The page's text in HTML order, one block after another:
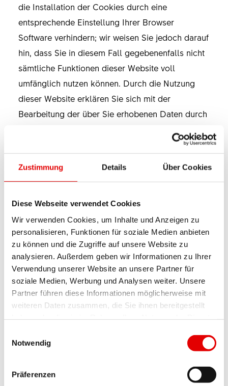
Zustimmung Details Über Cookies
Diese Webseite verwendet Cookies
Wir verwenden Cookies, um Inhalte und Anzeigen zu
personalisieren, Funktionen für soziale Medien anbieten
zu können und die Zugriffe auf unsere Website zu
analysieren. Außerdem geben wir Informationen zu Ihrer
Verwendung unserer Website an unsere Partner für
soziale Medien, Werbung und Analysen weiter. Unsere
Partner führen diese Informationen möglicherweise mit
weiteren Daten zusammen, die Sie ihnen bereitgestellt
Notwendig
Präferenzen
die Installation der Cookies durch eine
entsprechende Einstellung Ihrer Browser
Software verhindern; wir weisen Sie jedoch darauf
hin, dass Sie in diesem Fall gegebenenfalls nicht
sämtliche Funktionen dieser Website voll
umfänglich nutzen können. Durch die Nutzung
dieser Website erklären Sie sich mit der
Bearbeitung der über Sie erhobenen Daten durch
Innerhalb unseres Internetauftritts setzen wir den
„Besucheraktions-Pixel“ der Facebook Inc., 1601
S. California Ave, Palo Alto, CA 94304, USA
(“Facebook”) ein. Mit dessen Hilfe können wir die
Aktionen von Nutzern nachverfolgen,
entsprechende Werbung schalten und
Auswertungen treffen nach dem Klick auf eine
Facebook-Werbeanzeige. So können wir die
zielgruppenspezifisch aufbereiten und für
Die so erfassten Daten sind für uns anonym, das